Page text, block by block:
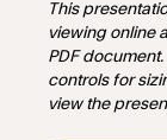
This
viewing online
PDF
controls for
view the